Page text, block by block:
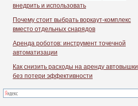
внедрить и использовать
Почему стоит выбрать воркаут-комплекс
вместо отдельных снарядов
Аренда роботов: инструмент точечной
автоматизации
Как снизить расходы на аренду автовышки
без потери эффективности